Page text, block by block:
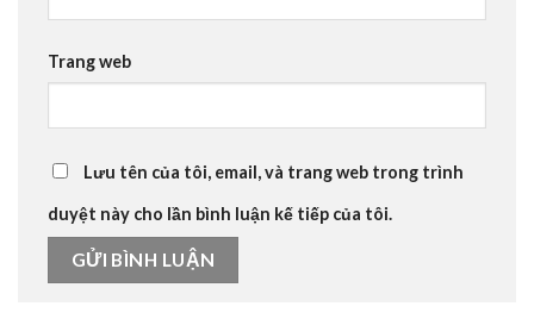
Trang web
Lưu tên của tôi, email, và trang web trong trình
duyệt này cho lần bình luận kế tiếp của tôi.